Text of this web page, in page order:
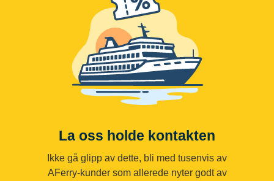
La oss holde kontakten
Ikke gå glipp av dette, bli med tusenvis av
AFerry-kunder som allerede nyter godt av